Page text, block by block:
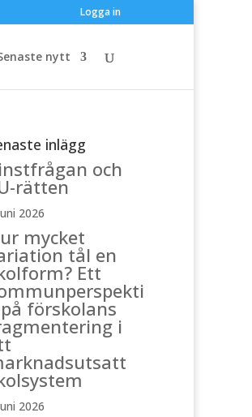
Logga in
nytt
inlägg
och
rätten
2026
mycket
tål en
Ett
förskolans
i
2026